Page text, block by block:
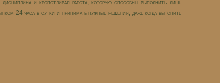
и кропотливая работа, которую способны выполнить лишь
24 часа в сутки и принимать нужные решения, даже когда вы спите